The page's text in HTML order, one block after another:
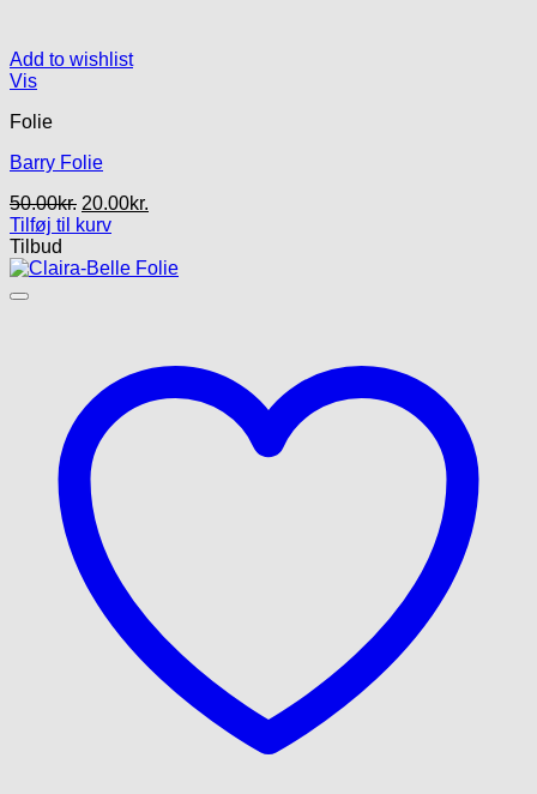
Add to wishlist
Vis
Folie
Barry Folie
50.00kr. Den
oprindelige
var:
20.00kr.
er:
Tilføj til kurv
Tilbud